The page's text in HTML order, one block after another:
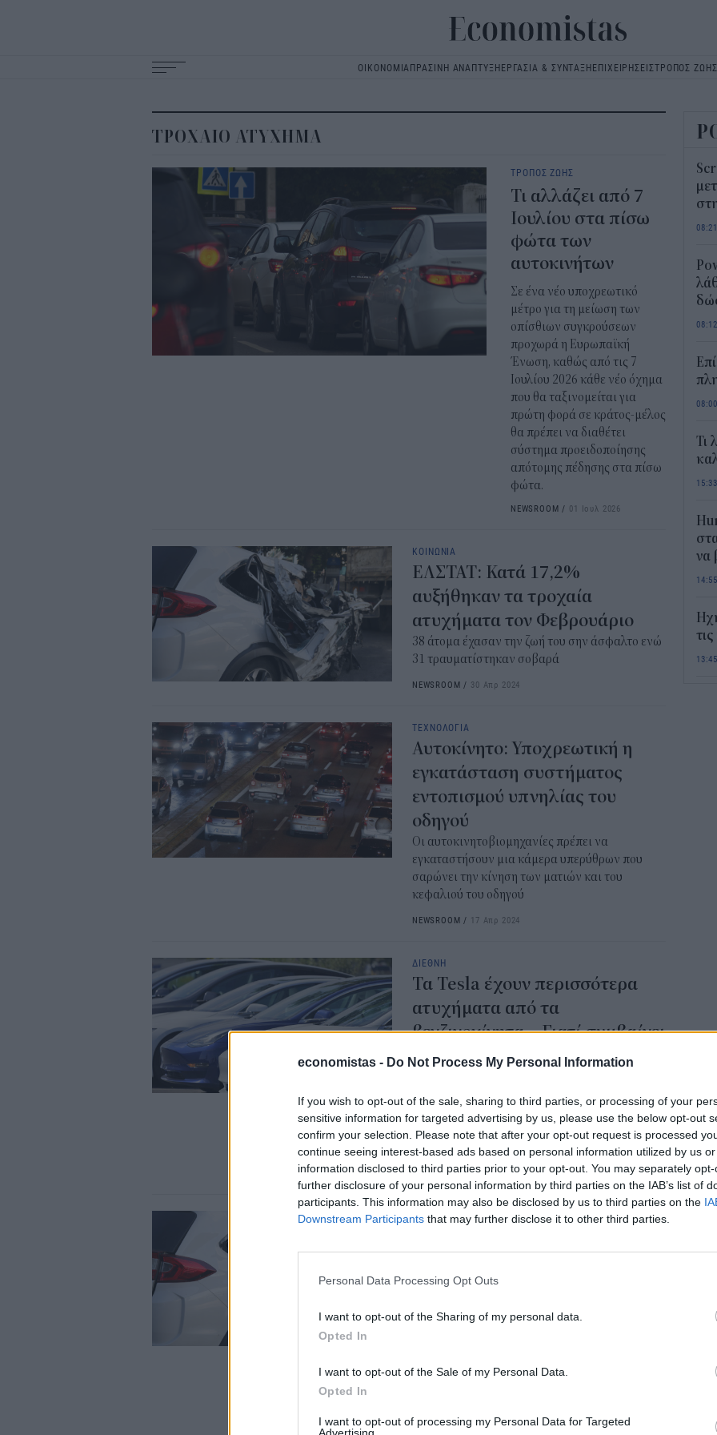
economistas - Do Not Process My Personal Information
If you wish to opt-out of the sale, sharing to third parties, or processing of your
sensitive information for targeted advertising by us, please use the below opt-out
confirm your selection. Please note that after your opt-out request is processed
continue seeing interest-based ads based on personal information utilized by us
information disclosed to third parties prior to your opt-out. You may separately
further disclosure of your personal information by third parties on the IAB’s list of
participants. This information may also be disclosed by us to third parties on the
Downstream Participants that may further disclose it to other third parties.
Personal Data Processing Opt Outs
I want to opt-out of the Sharing of my personal data.
Opted In
I want to opt-out of the Sale of my Personal Data.
Opted In
I want to opt-out of processing my Personal Data for Targeted
Advertising.
ΟΙΚΟΝΟΜΙΑΠΡΑΣΙΝΗ ΑΝΑΠΤΥΞΗΕΡΓΑΣΙΑ & ΣΥΝΤΑΞΗΕΠΙΧΕΙΡΗΣΕΙΣΤΡΟΠΟΣ ΖΩΗΣ
navigation
ΤΡΟΧΑΙΟ ΑΤΥΧΗΜΑ
ΤΡΟΠΟΣ ΖΩΗΣ
Τι αλλάζει από 7
Ιουλίου στα πίσω
φώτα των
αυτοκινήτων
Σε ένα νέο υποχρεωτικό
μέτρο για τη μείωση των
οπίσθιων συγκρούσεων
προχωρά η Ευρωπαϊκή
Ένωση, καθώς από τις 7
Ιουλίου 2026 κάθε νέο όχημα
που θα ταξινομείται για
πρώτη φορά σε κράτος-μέλος
θα πρέπει να διαθέτει
σύστημα προειδοποίησης
απότομης πέδησης στα πίσω
φώτα.
NEWSROOM / 01 Ιουλ 2026
ΚΟΙΝΩΝΙΑ
ΕΛΣΤΑΤ: Κατά 17,2%
αυξήθηκαν τα τροχαία
ατυχήματα τον Φεβρουάριο
38 άτομα έχασαν την ζωή του σην άσφαλτο ενώ
31 τραυματίστηκαν σοβαρά
NEWSROOM / 30 Απρ 2024
ΤΕΧΝΟΛΟΓΙΑ
Αυτοκίνητο: Υποχρεωτική η
εγκατάσταση συστήματος
εντοπισμού υπνηλίας του
οδηγού
Οι αυτοκινητοβιομηχανίες πρέπει να
εγκαταστήσουν μια κάμερα υπερύθρων που
σαρώνει την κίνηση των ματιών και του
κεφαλιού του οδηγού
NEWSROOM / 17 Απρ 2024
ΔΙΕΘΝΗ
Τα Tesla έχουν περισσότερα
ατυχήματα από τα
βενζινοκίνητα – Γιατί συμβαίνει
αυτό
ότι θα πουλήσει τα 20.000 ηλεκτρικά
αυτοκίνητα που διαθέτει στο στόλο της και θα
τα αντικαταστήσει με συμβατικά
ντιζελοκίνητα.
ΚΛΕΙΩ ΝΙΚΟΛΑΟΥ / 22 Ιαν 2024
ΚΟΙΝΩΝΙΑ
Φεβρουάριο του 2023
τροχαία ατυχήματα, που συνέβησαν σε
εφέτος σε σύγκριση με τον αντίστοιχο μήνα του
NEWSROOM/28 Απρ 2023
08:21
08:12
08:00
Τι
15:33
να
14:55
13:45
06
06